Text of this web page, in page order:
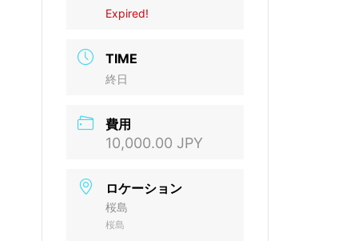
Expired!
TIME
終日
費用
10,000.00 JPY
ロケーション
桜島
桜島